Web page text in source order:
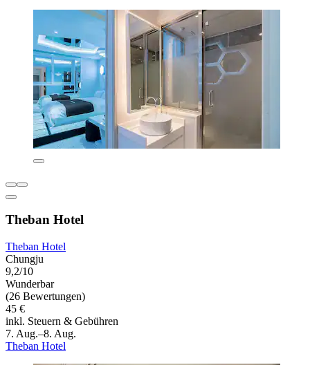
Theban Hotel
Theban Hotel
Chungju
9,2/10
Wunderbar
(26 Bewertungen)
45 €
inkl. Steuern & Gebühren
7. Aug.–8. Aug.
Theban Hotel